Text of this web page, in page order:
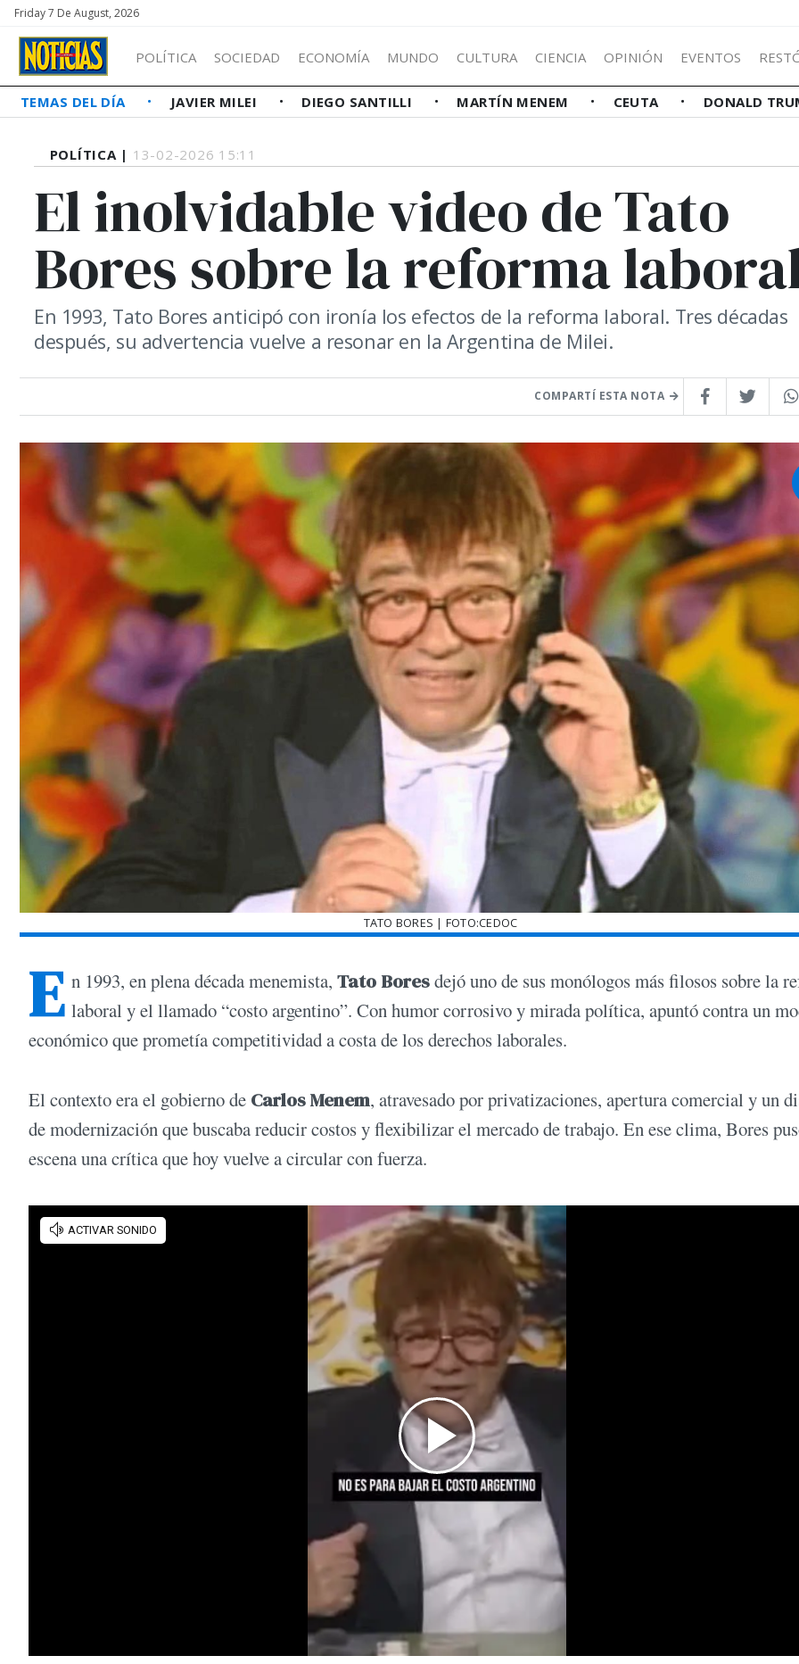
Friday 7 De August, 2026
POLÍTICA SOCIEDAD ECONOMÍA MUNDO CULTURA CIENCIA OPINIÓN EVENTOS
TEMAS DEL DÍA JAVIER MILEI DIEGO SANTILLI MARTÍN MENEM CEUTA DONALD
POLÍTICA | 13-02-2026 15:11
El inolvidable video de Tato
Bores sobre la reforma
En 1993, Tato Bores anticipó con ironía los efectos de la reforma laboral. Tres décadas
después, su advertencia vuelve a resonar en la Argentina de Milei.
COMPARTÍ ESTA NOTA
TATO BORES | FOTO:CEDOC
E n 1993, en plena década menemista, Tato Boresdejó uno de sus monólogos más filosos sobre la
laboral y el llamado “costo argentino”. Con humor corrosivo y mirada política, apuntó contra un
económico que prometía competitividad a costa de los derechos laborales.
El contexto era el gobierno de Carlos Menem, atravesado por privatizaciones, apertura comercial y un
de modernización que buscaba reducir costos y flexibilizar el mercado de trabajo. En ese clima, Bores
escena una crítica que hoy vuelve a circular con fuerza.